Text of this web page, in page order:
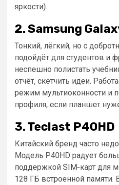
яркости).
2. Samsung
Тонкий, лёгкий, но с
подойдёт для студентов и
неспешно полистать
отчёт, скетчить идеи.
режим мультиоконности и
профиля, если планшет
3. Teclast P40HD
Китайский бренд часто
Модель P40HD радует
поддержкой SIM‑карт для
128 ГБ встроенной памяти.